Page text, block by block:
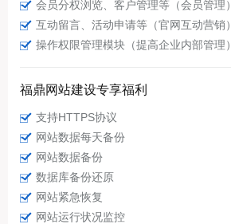
会员分权浏览、客户管理等（会员管理）
互动留言、活动申请等（官网互动营销）
操作权限管理模块（提高企业内部管理）
福鼎网站建设专享福利
支持HTTPS协议
网站数据每天备份
网站数据备份
数据库备份还原
网站紧急恢复
网站运行状况监控